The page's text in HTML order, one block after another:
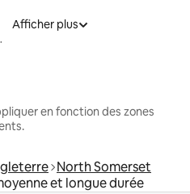
durée
Afficher plus
en fonction des zones
North Somerset
et longue durée